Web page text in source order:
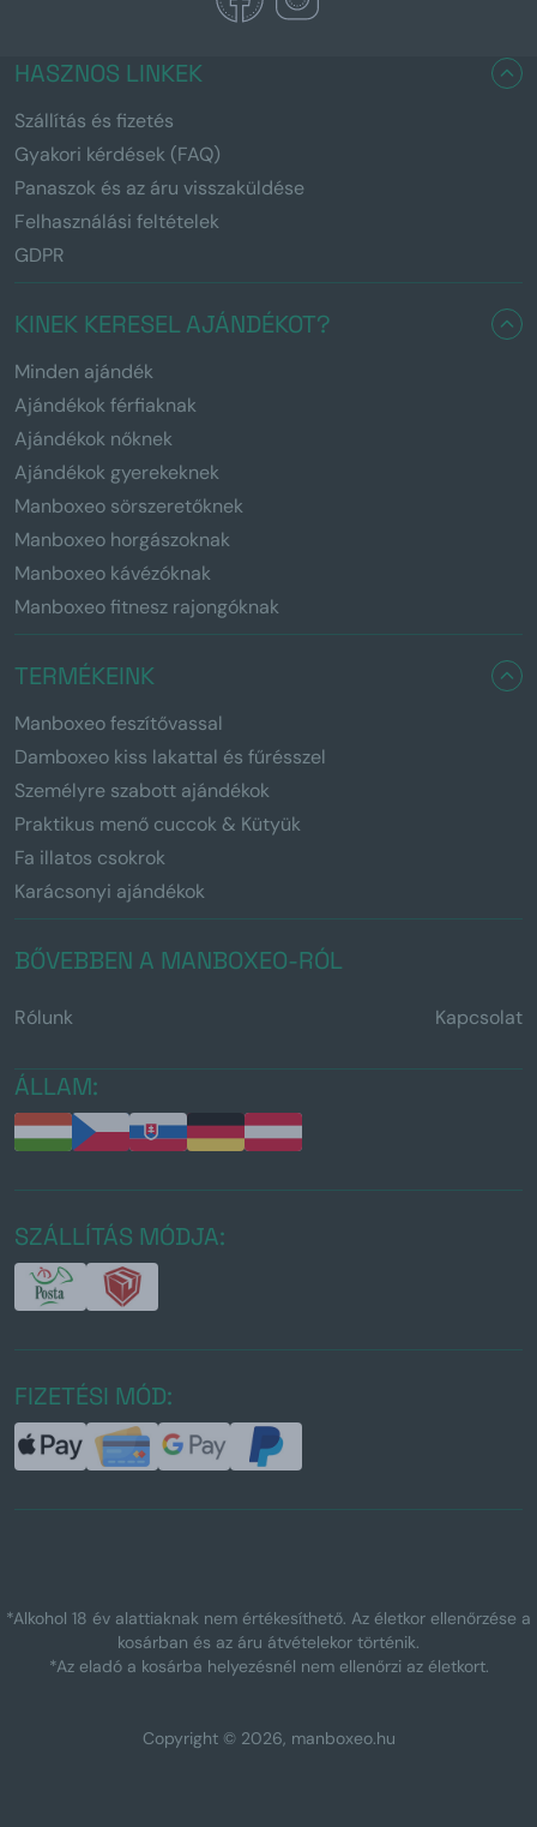
HASZNOS LINKEK
Szállítás és fizetés
Gyakori kérdések (FAQ)
Panaszok és az áru visszaküldése
Felhasználási feltételek
GDPR
KINEK KERESEL AJÁNDÉKOT?
Minden ajándék
Ajándékok férfiaknak
Ajándékok nőknek
Ajándékok gyerekeknek
Manboxeo sörszeretőknek
Manboxeo horgászoknak
Manboxeo kávézóknak
Manboxeo fitnesz rajongóknak
TERMÉKEINK
Manboxeo feszítővassal
Damboxeo kiss lakattal és fűrésszel
Személyre szabott ajándékok
Praktikus menő cuccok & Kütyük
Fa illatos csokrok
Karácsonyi ajándékok
BŐVEBBEN A MANBOXEO-RÓL
Rólunk Kapcsolat
ÁLLAM:
SZÁLLÍTÁS MÓDJA:
FIZETÉSI MÓD:
*Alkohol 18 év alattiaknak nem értékesíthető. Az életkor ellenőrzése a
kosárban és az áru átvételekor történik.
*Az eladó a kosárba helyezésnél nem ellenőrzi az életkort.
Copyright © 2026, manboxeo.hu